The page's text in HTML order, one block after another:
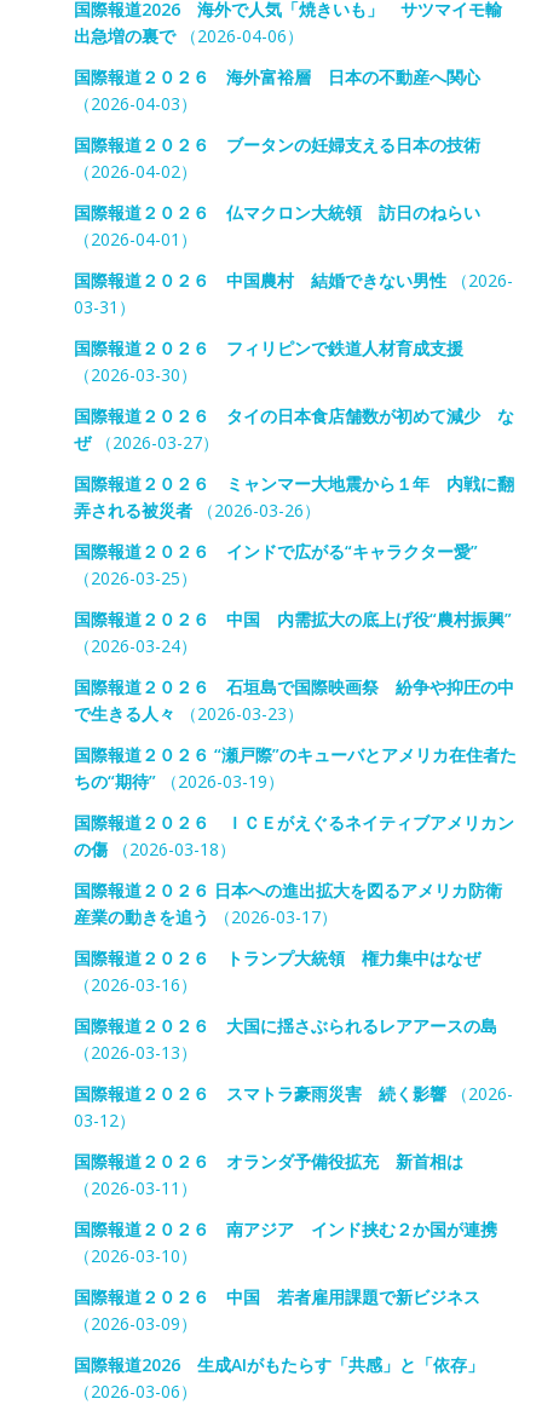
国際報道2026 海外で人気「焼きいも」 サツマイモ輸
出急増の裏で（2026-04-06）
国際報道２０２６ 海外富裕層 日本の不動産へ関心
（2026-04-03）
国際報道２０２６ ブータンの妊婦支える日本の技術
（2026-04-02）
国際報道２０２６ 仏マクロン大統領 訪日のねらい
（2026-04-01）
国際報道２０２６ 中国農村 結婚できない男性（2026-
03-31）
国際報道２０２６ フィリピンで鉄道人材育成支援
（2026-03-30）
国際報道２０２６ タイの日本食店舗数が初めて減少 な
ぜ（2026-03-27）
国際報道２０２６ ミャンマー大地震から１年 内戦に翻
弄される被災者（2026-03-26）
国際報道２０２６ インドで広がる“キャラクター愛”
（2026-03-25）
国際報道２０２６ 中国 内需拡大の底上げ役“農村振興”
（2026-03-24）
国際報道２０２６ 石垣島で国際映画祭 紛争や抑圧の中
で生きる人々
（2026-03-23）
国際報道２０２６ “瀬戸際”のキューバとアメリカ在住者た
ちの“期待”（2026-03-19）
国際報道２０２６ ＩＣＥがえぐるネイティブアメリカン
の傷（2026-03-18）
国際報道２０２６ 日本への進出拡大を図るアメリカ防衛
産業の動きを追う
（2026-03-17）
国際報道２０２６ トランプ大統領 権力集中はなぜ
（2026-03-16）
国際報道２０２６ 大国に揺さぶられるレアアースの島
（2026-03-13）
国際報道２０２６ スマトラ豪雨災害 続く影響（2026-
03-12）
国際報道２０２６ オランダ予備役拡充 新首相は
（2026-03-11）
国際報道２０２６ 南アジア インド挟む２か国が連携
（2026-03-10）
国際報道２０２６ 中国 若者雇用課題で新ビジネス
（2026-03-09）
国際報道2026 生成AIがもたらす「共感」と「依存」
（2026-03-06）